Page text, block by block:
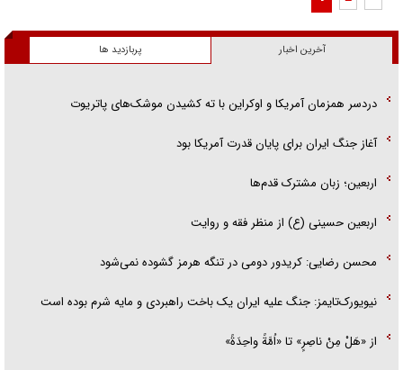
آخرین اخبار پربازدید ها
دردسر همزمان آمریکا و اوکراین با ته کشیدن موشک‌های پاتریوت
آغاز جنگ ایران برای پایان قدرت آمریکا بود
اربعین؛ زبان مشترک قدم‌ها
اربعین حسینی (ع) از منظر فقه و روایت
محسن رضایی: کریدور دومی در تنگه هرمز گشوده نمی‌شود
نیویورک‌تایمز: جنگ علیه ایران یک باخت راهبردی و مایه شرم بوده است
از «هَلْ مِنْ ناصِرٍ» تا «اُمَّةً واحِدَةً»